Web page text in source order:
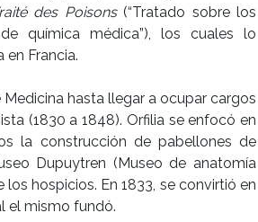
des Poisons (“Tratado sobre los
química médica”), los cuales lo
Francia.
hasta llegar a ocupar cargos
(1830 a 1848). Orfilia se enfocó en
la construcción de pabellones de
Dupuytren (Museo de anatomía
hospicios. En 1833, se convirtió en
el mismo fundó.